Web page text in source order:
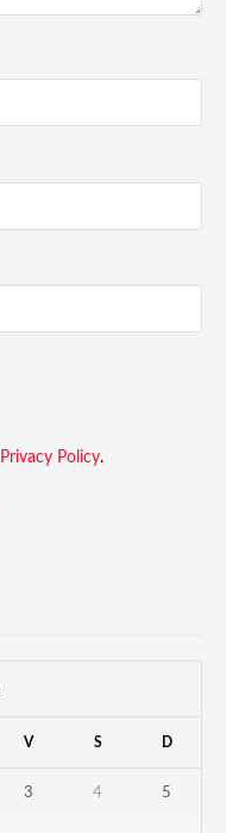
Privacy Policy.
V S D
3 4 5